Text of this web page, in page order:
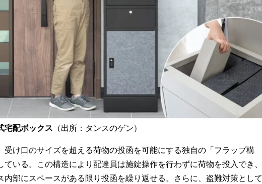
宅配ボックス （出所：タンスのゲン）
受け口のサイズを超える荷物の投函を可能にする独自の「フラップ構
ている。この構造により配達員は施錠操作を行わずに荷物を投入でき、
内部にスペースがある限り投函を繰り返せる。さらに、盗難対策として